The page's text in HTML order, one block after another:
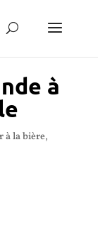
à
à la bière,